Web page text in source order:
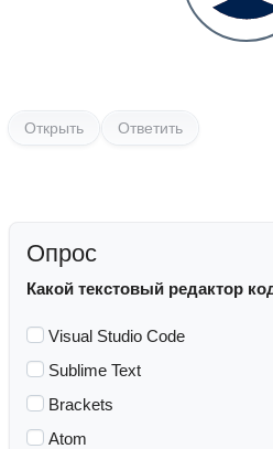
Открыть Ответить
Опрос
Какой текстовый редактор
Visual Studio Code
Sublime Text
Brackets
Atom